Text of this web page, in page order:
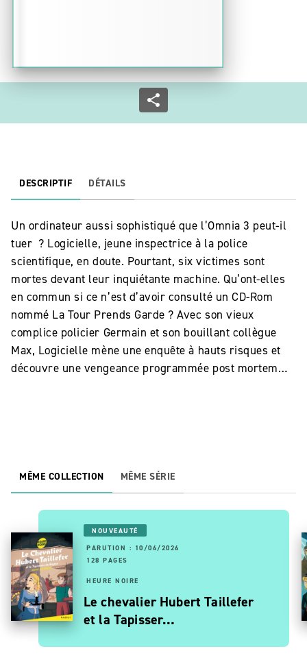
DESCRIPTIF DÉTAILS
Un ordinateur aussi sophistiqué que l’Omnia 3 peut-il
tuer ? Logicielle, jeune inspectrice à la police
scientifique, en doute. Pourtant, six victimes sont
mortes devant leur inquiétante machine. Qu’ont-elles
en commun si ce n’est d’avoir consulté un CD-Rom
nommé La Tour Prends Garde ? Avec son vieux
complice policier Germain et son bouillant collègue
Max, Logicielle mène une enquête à hauts risques et
découvre une vengeance programmée post mortem…
MÊME COLLECTION MÊME SÉRIE
NOUVEAUTÉ
PARUTION : 10/06/2026
128 PAGES
HEURE NOIRE
Le chevalier Hubert Taillefer
et la Tapisser…